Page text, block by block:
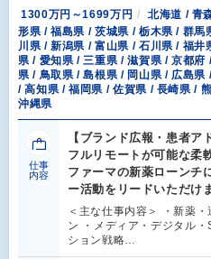
1300万円～1699万円
北海道 / 青
形県 / 福島県 / 茨城県 / 栃木県 / 群
川県 / 新潟県 / 富山県 / 石川県 / 福
県 / 愛知県 / 三重県 / 滋賀県 / 京都
県 / 鳥取県 / 島根県 / 岡山県 / 広島
/ 高知県 / 福岡県 / 佐賀県 / 長崎県 /
沖縄県
仕事
内容
【ブランド広報・患者
フルリモートが可能な柔
ファーマの新薬ローンチ
ー活動をリードいただけ
＜主な仕事内容＞ ・新薬
ン ・メディア・デジタル
ション戦略…